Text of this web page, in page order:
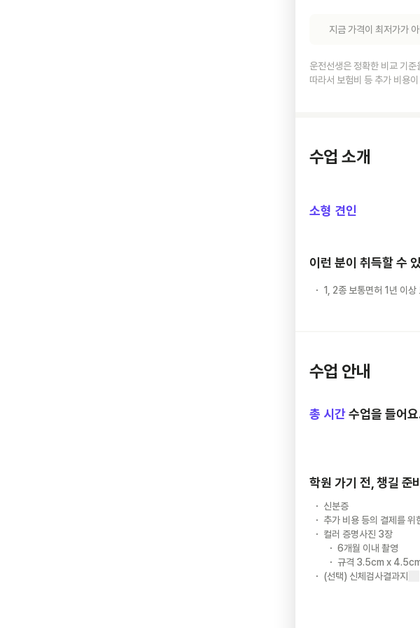
지금 가격이 최저가가
운전선생은 정확한 비교 기준
따라서 보험비 등 추가 비용
수업 소개
소형 견인
이런 분이 취득할 수
1, 2종 보통면허 1년 이상
수업 안내
총 시간수업을 들어
학원 가기 전, 챙길 준
신분증
추가 비용 등의 결제를 위
컬러 증명사진 3장
6개월 이내 촬영
규격 3.5cm x
(선택) 신체검사결과지